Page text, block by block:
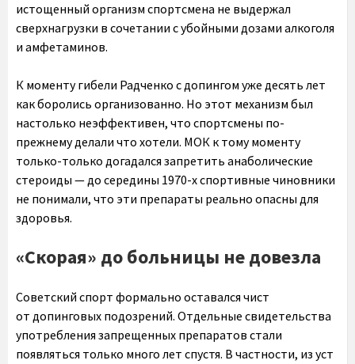
истощенный организм спортсмена не выдержал
сверхнагрузки в сочетании с убойными дозами алкоголя
и амфетаминов.
К моменту гибели Радченко с допингом уже десять лет
как боролись организованно. Но этот механизм был
настолько неэффективен, что спортсмены по-
прежнему делали что хотели. МОК к тому моменту
только-только догадался запретить анаболические
стероиды — до середины 1970-х спортивные чиновники
не понимали, что эти препараты реально опасны для
здоровья.
«Скорая» до больницы не довезла
Советский спорт формально оставался чист
от допинговых подозрений. Отдельные свидетельства
употребления запрещенных препаратов стали
появляться только много лет спустя. В частности, из уст